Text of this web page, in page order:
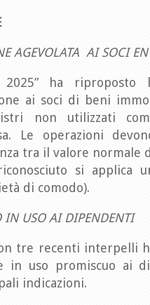
AGEVOLATA AI SOCI
ha riproposto
ai soci di beni
non utilizzati
Le operazioni
tra il valore normale
si applica
di comodo).
IN USO AI DIPENDENTI
tre recenti interpelli
in uso promiscuo ai
indicazioni.